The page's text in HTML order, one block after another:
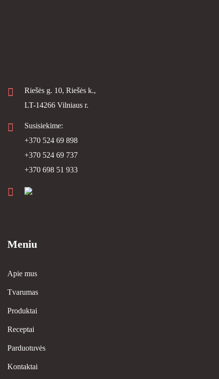
Riešės g. 10, Riešės k.,
LT-14266 Vilniaus r.
Susisiekime:
+370 524 69 898
+370 524 69 737
+370 698 51 933
Meniu
Apie mus
Tvarumas
Produktai
Receptai
Parduotuvės
Kontaktai